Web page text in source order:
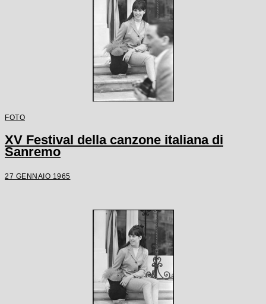
FOTO
XV Festival della canzone italiana di
Sanremo
27 GENNAIO 1965